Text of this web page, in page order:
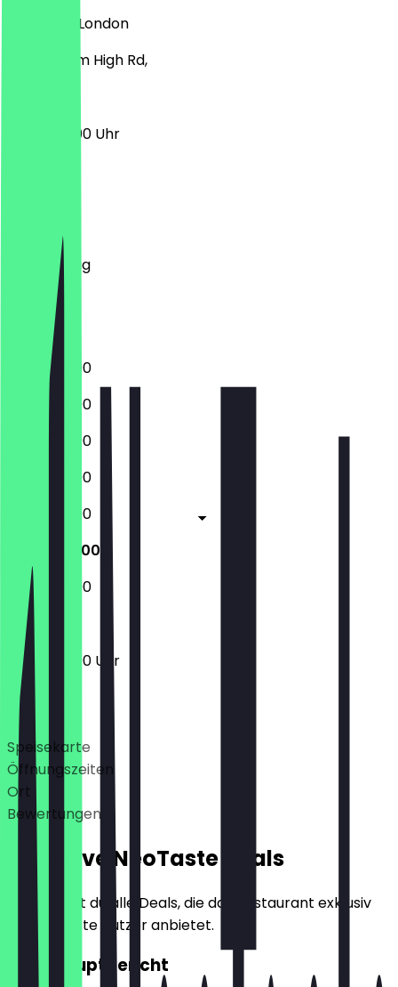
London
92A Balham High Rd,
12:00 - 23:00 Uhr
Mittwoch
Donnerstag
Samstag
Sonntag
12:00 - 23:00
12:00 - 23:00
12:00 - 23:00
12:00 - 23:00
12:00 - 23:00
12:00 - 23:00
12:00 - 23:00
12:00 - 23:00 Uhr
Deals
Speisekarte
Öffnungszeiten
Ort
Bewertungen
Exklusive NeoTaste Deals
Hier findest du alle Deals, die das Restaurant exklusiv
für NeoTaste Nutzer anbietet.
2für1 Hauptgericht